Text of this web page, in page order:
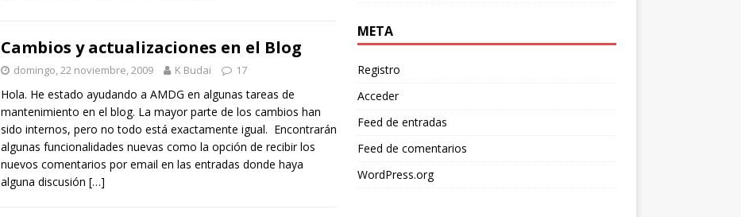
Cambios y actualizaciones en el Blog
domingo, 22 noviembre, 2009 K Budai 17
Hola. He estado ayudando a AMDG en algunas tareas de
mantenimiento en el blog. La mayor parte de los cambios han
sido internos, pero no todo está exactamente igual. Encontrarán
algunas funcionalidades nuevas como la opción de recibir los
nuevos comentarios por email en las entradas donde haya
alguna discusión […]
META
Registro
Acceder
Feed de entradas
Feed de comentarios
WordPress.org